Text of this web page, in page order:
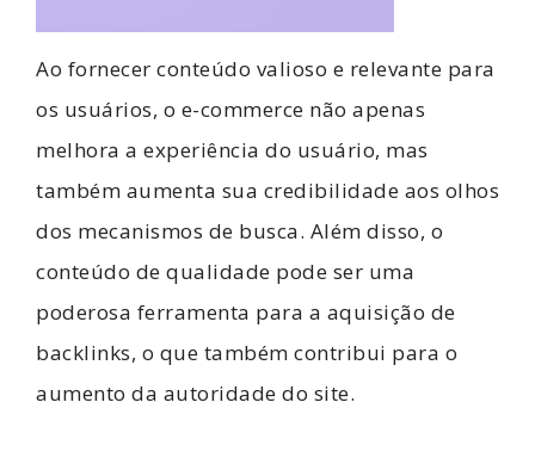
Ao fornecer conteúdo valioso e relevante para
os usuários, o e-commerce não apenas
melhora a experiência do usuário, mas
também aumenta sua credibilidade aos olhos
dos mecanismos de busca. Além disso, o
conteúdo de qualidade pode ser uma
poderosa ferramenta para a aquisição de
backlinks, o que também contribui para o
aumento da autoridade do site.